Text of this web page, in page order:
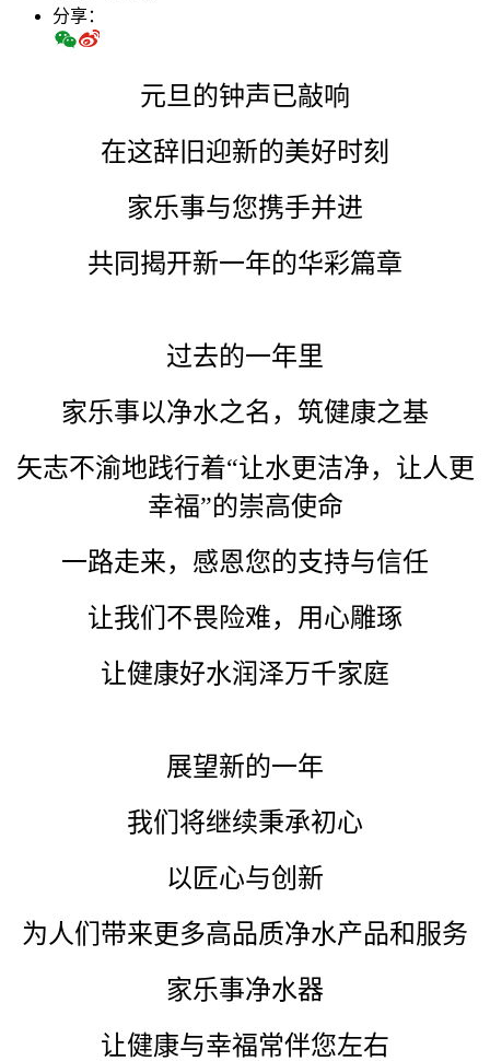
分享：
元旦的钟声已敲响
在这辞旧迎新的美好时刻
家乐事与您携手并进
共同揭开新一年的华彩篇章
过去的一年里
家乐事以净水之名，筑健康之基
矢志不渝地践行着“让水更洁净，让人更
幸福”的崇高使命
一路走来，感恩您的支持与信任
让我们不畏险难，用心雕琢
让健康好水润泽万千家庭
展望新的一年
我们将继续秉承初心
以匠心与创新
为人们带来更多高品质净水产品和服务
家乐事净水器
让健康与幸福常伴您左右